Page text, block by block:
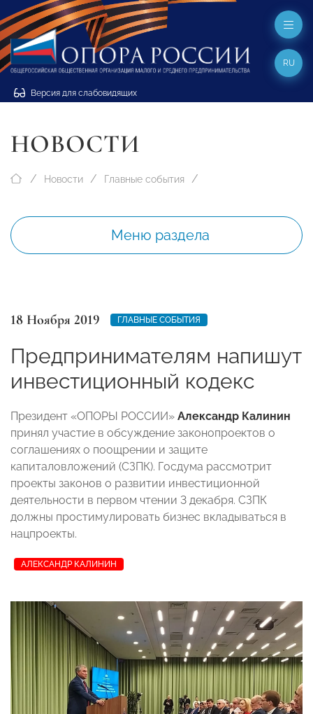
Версия для слабовидящих
RU
НОВОСТИ
Новости Главные события
Меню раздела
18 Ноября 2019 ГЛАВНЫЕ СОБЫТИЯ
Предпринимателям напишут
инвестиционный кодекс
Президент «ОПОРЫ РОССИИ» Александр Калинин
принял участие в обсуждение законопроектов о
соглашениях о поощрении и защите
капиталовложений (СЗПК). Госдума рассмотрит
проекты законов о развитии инвестиционной
деятельности в первом чтении 3 декабря. СЗПК
должны простимулировать бизнес вкладываться в
нацпроекты.
АЛЕКСАНДР КАЛИНИН